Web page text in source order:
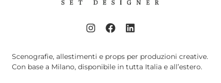
Scenografie, allestimenti e props per produzioni creative.
Con base a Milano, disponibile in tutta Italia e all’estero.